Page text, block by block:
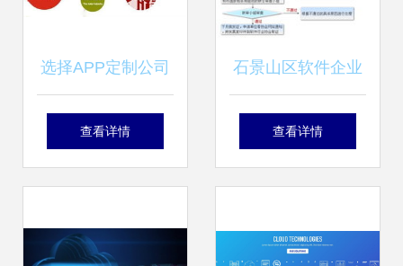
选择APP定制公司
的四大黄金标准 华
伙伴
查看详情
石景山区软件企业
认定流程与软件开
查看详情